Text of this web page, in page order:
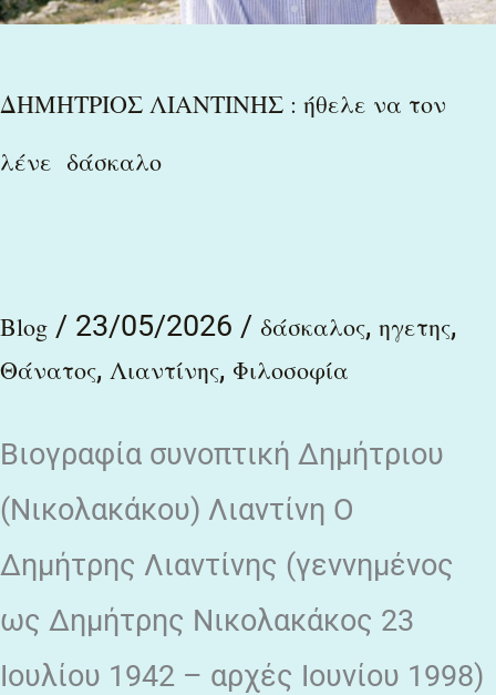
ΔΗΜΗΤΡΙΟΣ ΛΙΑΝΤΙΝΗΣ : ήθελε να τον
λένε δάσκαλο
Blog / 23/05/2026 / δάσκαλος, ηγετης,
Θάνατος, Λιαντίνης, Φιλοσοφία
Βιογραφία συνοπτική Δημήτριου
(Νικολακάκου) Λιαντίνη Ο
Δημήτρης Λιαντίνης (γεννημένος
ως Δημήτρης Νικολακάκος 23
Ιουλίου 1942 – αρχές Ιουνίου 1998)